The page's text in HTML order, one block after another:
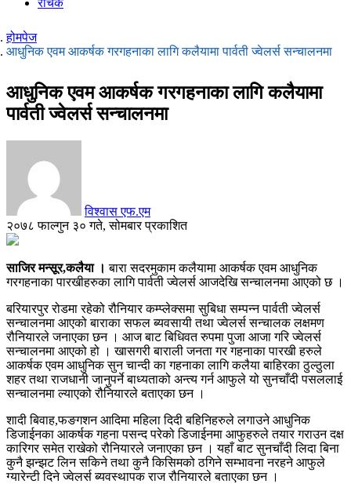
रोचक
होमपेज
आधुनिक एवम आकर्षक गरगहनाका लागि कलैयामा पार्वती ज्वेलर्स सन्चालनमा
आधुनिक एवम आकर्षक गरगहनाका लागि कलैयामा
पार्वती ज्वेलर्स सन्चालनमा
विश्वास एफ.एम
२०७८ फाल्गुन ३० गते, सोमबार प्रकाशित
साजिर मन्सूर,कलैया ।बारा सदरमुकाम कलैयामा आकर्षक एवम आधुनिक
गरगहनाका पारखीहरुका लागि पार्वती ज्वेलर्स आजदेखि सन्चालनमा आएको छ ।
बरियारपुर रोडमा रहेको रौनियार कम्प्लेक्समा सुबिधा सम्पन्न पार्वती ज्वेलर्स
सन्चालनमा आएको बाराका सफल ब्यवसायी तथा ज्वेलर्स सन्चालक लक्षमण
रौनियारले जनाएका छन । आज बाट बिधिवत रुपमा पुजा आजा गरि ज्वेलर्स
सन्चालनमा आएको हो । खासगरी बाराली जनता गर गहनाका पारखी हरुले
आकर्षक एवम आधुनिक सुन चान्दी का गहनाका लागि कलैया बाहिरका ठुल्ठुला
शहर तथा राजधानी जानुपर्ने बाध्यताको अन्त्य गर्न आफुले यो सुनचाँदी पसललाई
सन्चालनमा ल्याएको रौनियारले बताएका छन ।
शादी बिवाह,फङगशन आदिमा महिला दिदी बहिनिहरुले लगाउने आधुनिक
डिजाईनका आकर्षक गहना पसन्द परेको डिजाईनमा आफुहरुले तयार गराउन दक्ष
कारिगर समेत राखेको रौनियारले जनाएका छन । यहाँ बाट सुनचाँदी लिदा बिना
कुनै झन्झट लिन सकिने तथा कुनै किसिमको ठगिने सम्भावना नरहने आफुले
ग्यारेन्टी दिने ज्वेलर्स ब्यवस्थापक राज रौनियारले बताएका छन ।